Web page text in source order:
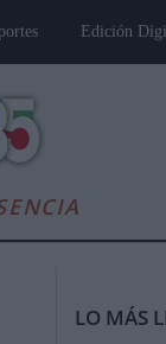
Edición
LO MÁS